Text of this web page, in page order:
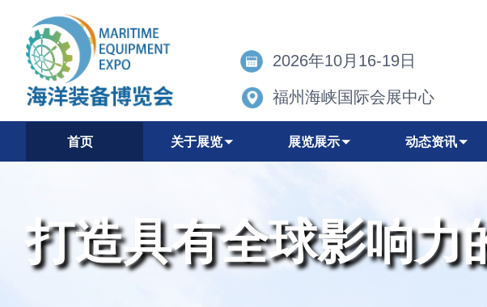
2026年10月16-19日
福州海峡国际会展中心
首页 关于展览 展览展示 动态资讯
打造具有全球影响力